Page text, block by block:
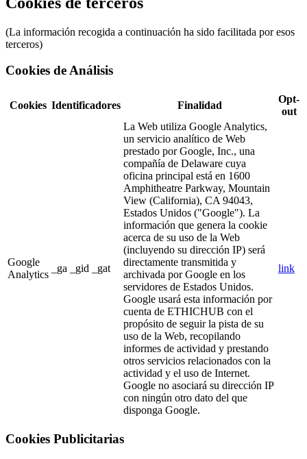
(La información recogida a continuación ha sido facilitada por esos
terceros)
Cookies de Análisis
Cookies Identificadores Finalidad
Opt-
out
Google
Analytics
_ga _gid _gat
La Web utiliza Google Analytics,
un servicio analítico de Web
prestado por Google, Inc., una
compañía de Delaware cuya
oficina principal está en 1600
Amphitheatre Parkway, Mountain
View (California), CA 94043,
Estados Unidos ("Google"). La
información que genera la cookie
acerca de su uso de la Web
(incluyendo su dirección IP) será
directamente transmitida y
archivada por Google en los
servidores de Estados Unidos.
Google usará esta información por
cuenta de ETHICHUB con el
propósito de seguir la pista de su
uso de la Web, recopilando
informes de actividad y prestando
otros servicios relacionados con la
actividad y el uso de Internet.
Google no asociará su dirección IP
con ningún otro dato del que
disponga Google.
link
Cookies Publicitarias